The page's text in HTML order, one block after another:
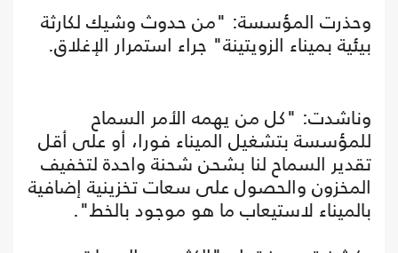
وحذرت المؤسسة: "من حدوث وشيك لكارثة
بيئية بميناء الزويتينة" جراء استمرار الإغلاق.
وناشدت: "كل من يهمه الأمر السماح
للمؤسسة بتشغيل الميناء فورا، أو على أقل
تقدير السماح لنا بشحن شحنة واحدة لتخفيف
المخزون والحصول على سعات تخزينية إضافية
بالميناء لاستيعاب ما هو موجود بالخط".